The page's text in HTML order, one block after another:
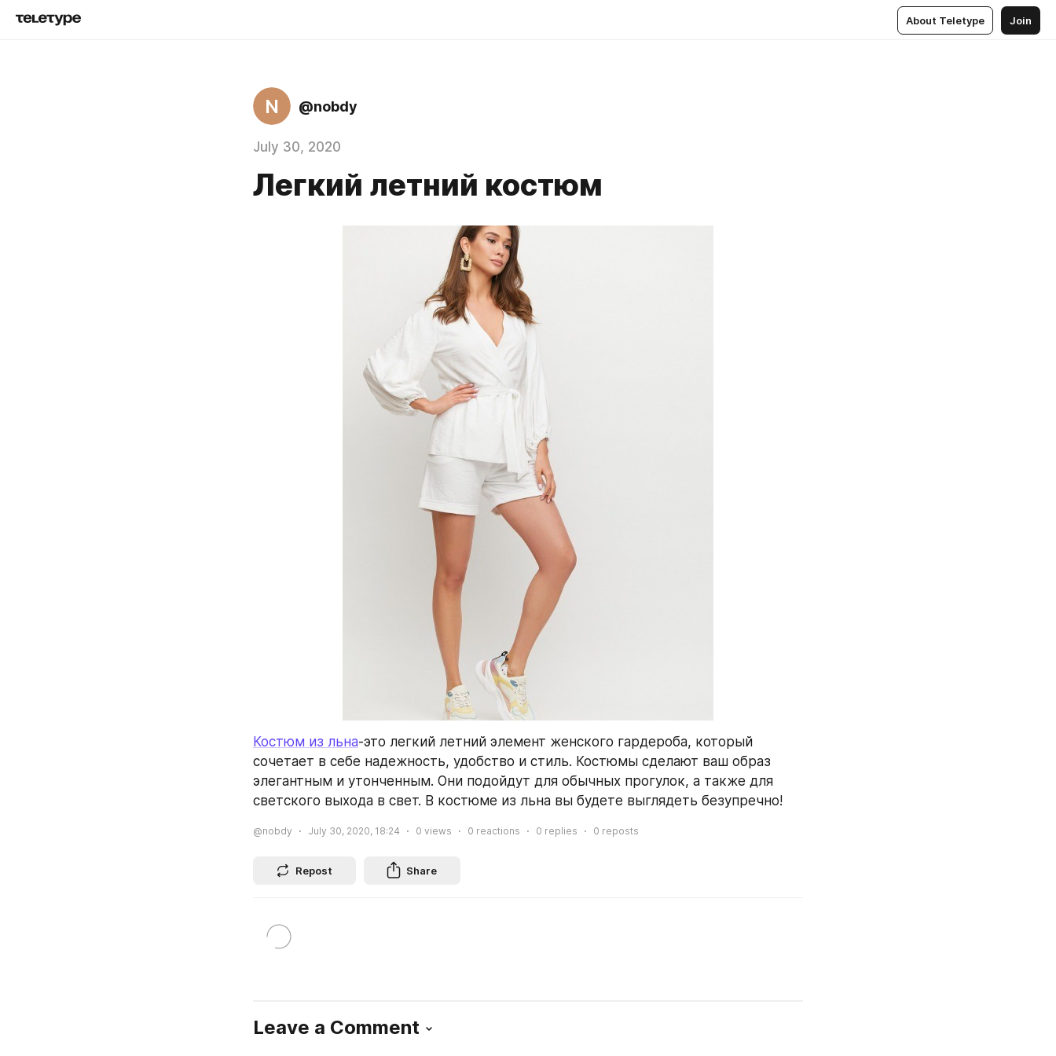
About Teletype Join
N @nobdy
July 30, 2020
Легкий летний костюм
Костюм из льна-это легкий летний элемент женского гардероба, который
сочетает в себе надежность, удобство и стиль. Костюмы сделают ваш образ
элегантным и утонченным. Они подойдут для обычных прогулок, а также для
светского выхода в свет. В костюме из льна вы будете выглядеть безупречно!
@nobdy July 30, 2020, 18:24 0 views 0 reactions 0 replies 0 reposts
Repost Share
Leave a Comment